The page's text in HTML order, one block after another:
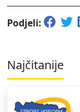
Podjeli:
Najčitanije